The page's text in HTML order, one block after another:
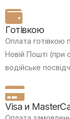
Готівкою
Оплата готівкою
Новій Пошті (при
водійське
Visa и